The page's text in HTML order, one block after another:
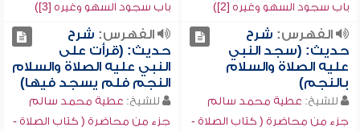
باب سجود السهو وغيره [2])
باب سجود السهو وغيره [3])
الفهرس: شرح
حديث: (سجد النبي
عليه الصلاة والسلام
بالنجم)
للشيخ: عطية محمد سالم
جزء من محاضرة ( كتاب الصلاة -
الفهرس: شرح
حديث: (قرأت على
النبي عليه الصلاة والسلام
النجم فلم يسجد فيها)
للشيخ: عطية محمد سالم
جزء من محاضرة ( كتاب الصلاة -